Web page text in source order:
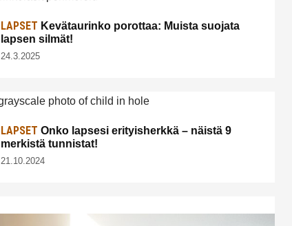
LAPSET Kevätaurinko porottaa: Muista suojata
lapsen silmät!
24.3.2025
LAPSET Onko lapsesi erityisherkkä – näistä 9
merkistä tunnistat!
21.10.2024